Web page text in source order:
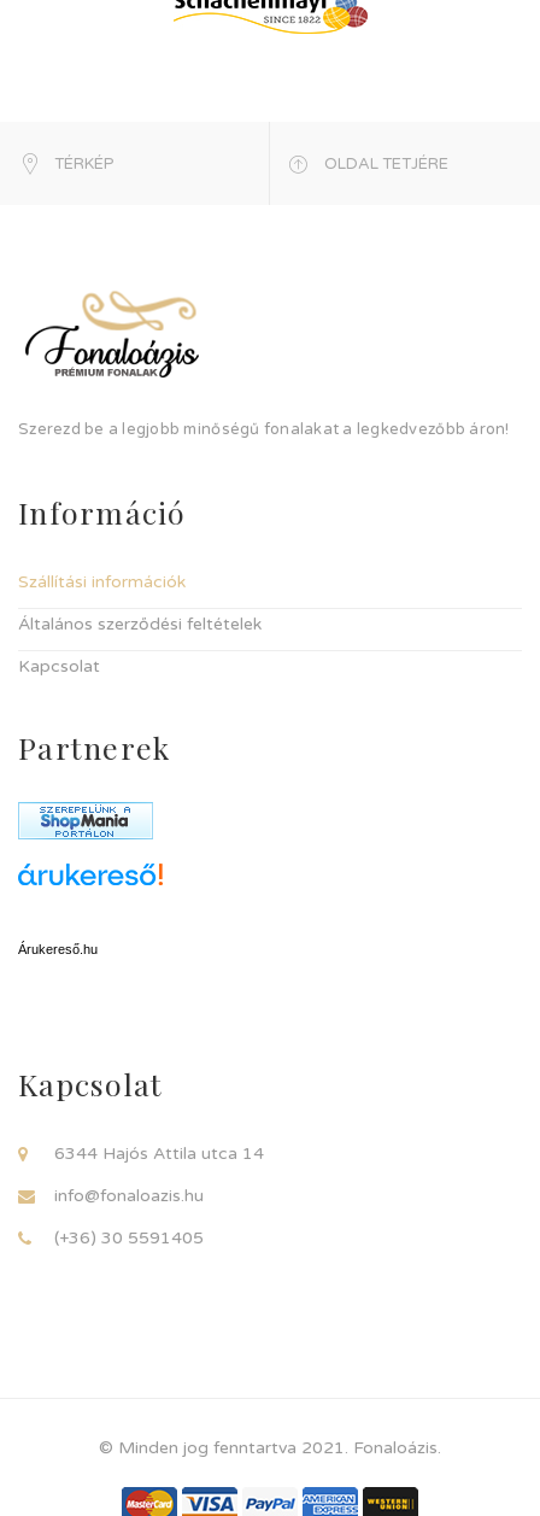
TÉRKÉP OLDAL TETJÉRE
Szerezd be a legjobb minőségű fonalakat a legkedvezőbb áron!
Információ
Szállítási információk
Általános szerződési feltételek
Kapcsolat
Partnerek
Árukereső.hu
Kapcsolat
6344 Hajós Attila utca 14
info@fonaloazis.hu
(+36) 30 5591405
© Minden jog fenntartva 2021. Fonaloázis.